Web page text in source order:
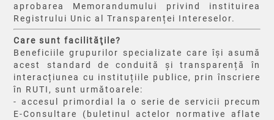
aprobarea Memorandumului privind instituirea
Registrului Unic al Transparenței Intereselor.
Care sunt facilităţile?
Beneficiile grupurilor specializate care își asumă
acest standard de conduită și transparență în
interacțiunea cu instituțiile publice, prin înscriere
în RUTI, sunt următoarele:
- accesul primordial la o serie de servicii precum
E-Consultare (buletinul actelor normative aflate